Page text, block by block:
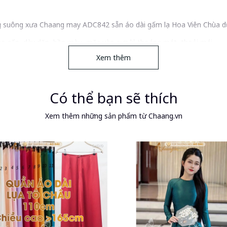
xưa Chaang may ADC842 sẵn áo dài gấm lụa Hoa Viên Chùa
ngọc, dáng suông. Đường may chắc chắn và tinh tế, khóa kéo
theo lựa chọn khi mua. Chú ý bạn cần màu quần có thể nhắn
áo màu ngẫu nhiên)
Xem thêm
Có thể bạn sẽ thích
Xem thêm những sản phẩm từ Chaang.vn